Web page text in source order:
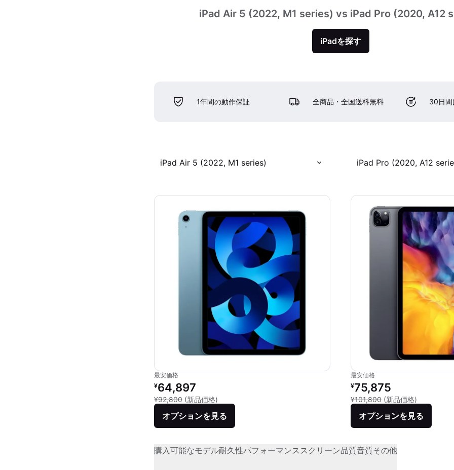
iPad Air 5 (2022, M1 series) vs iPad Pro (2020, A12
iPadを探す
1年間の動作保証 全商品・全国送料無料 30日間
iPad Air 5 (2022, M1 series) iPad Pro (2020, A12
最安価格
リファービッシュ品の価格：
¥64,897
¥92,800 (新品価格)
オプションを見る
最安価格
リファービッシュ品の価格：
¥75,875
¥101,800 (新品価格)
オプションを見る
購入可能なモデル耐久性パフォーマンススクリーン品質音質その他